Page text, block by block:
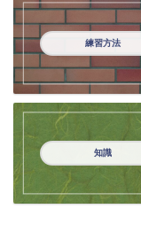
練習方法
知識